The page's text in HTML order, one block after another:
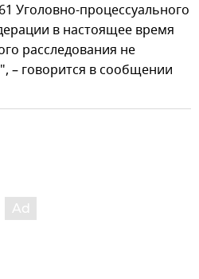
Уголовно-процессуального
в настоящее время
расследования не
– говорится в сообщении